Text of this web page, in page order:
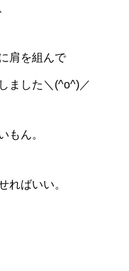
肩を組んで
ました＼(^o^)／
もん。
ればいい。